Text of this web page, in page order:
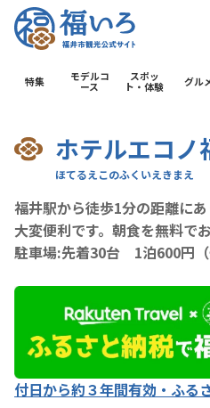
福
特集
モデルコ
ース
スポッ
ト・体験
グル
ホテルエコノ
福井駅から徒歩1分の距離に
大変便利です。朝食を無料で
駐車場:先着30台 1泊600円（
付日から約３年間有効・ふる